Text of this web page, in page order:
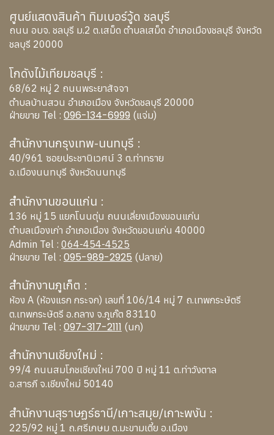
ศูนย์แสดงสินค้า ทิมเบอร์วู้ด ชลบุรี
ถนน อบจ. ชลบุรี ม.2 ต.เสม็ด ตำบลเสม็ด อำเภอเมืองชลบุรี จังหวัด
ชลบุรี 20000
โกดังไม้เทียมชลบุรี :
68/62 หมู่ 2 ถนนพระยาสัจจา
ตำบลบ้านสวน อำเภอเมือง จังหวัดชลบุรี 20000
ฝ่ายขาย Tel : 096-134-6999 (แจ่ม)
สำนักงานกรุงเทพ-นนทบุรี :
40/961 ซอยประชานิเวศน์ 3 ต.ท่าทราย
อ.เมืองนนทบุรี จังหวัดนนทบุรี
สำนักงานขอนแก่น :
136 หมู่ 15 แยกโนนตุ่น ถนนเลี่ยงเมืองขอนแก่น
ตำบลเมืองเก่า อำเภอเมือง จังหวัดขอนแก่น 40000
Admin Tel : 064-454-4525
ฝ่ายขาย Tel : 095-989-2925 (ปลาย)
สำนักงานภูเก็ต :
ห้อง A (ห้องแรก กระจก) เลขที่ 106/14 หมู่ 7 ถ.เทพกระษัตรี
ต.เทพกระษัตรี อ.ถลาง จ.ภูเก๊ต 83110
ฝ่ายขาย Tel : 097-317-2111 (นก)
สำนักงานเชียงใหม่ :
99/4 ถนนสมโภชเชียงใหม่ 700 ปี หมู่ 11 ต.ท่าวังตาล
อ.สารภี จ.เชียงใหม่ 50140
สำนักงานสุราษฏร์ธานี/เกาะสมุย/เกาะพงัน :
225/92 หมู่ 1 ถ.ศรีเกษม ต.มะขามเตี้ย อ.เมือง